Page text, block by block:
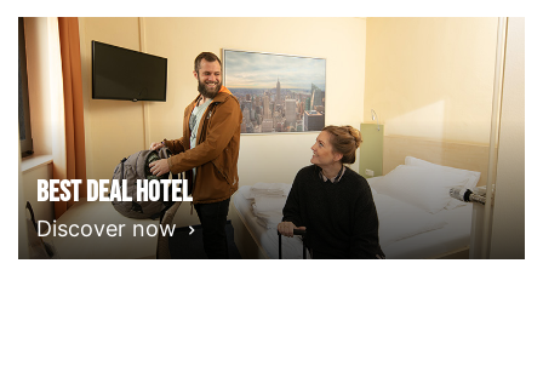
Best deal Hotel
Discover now